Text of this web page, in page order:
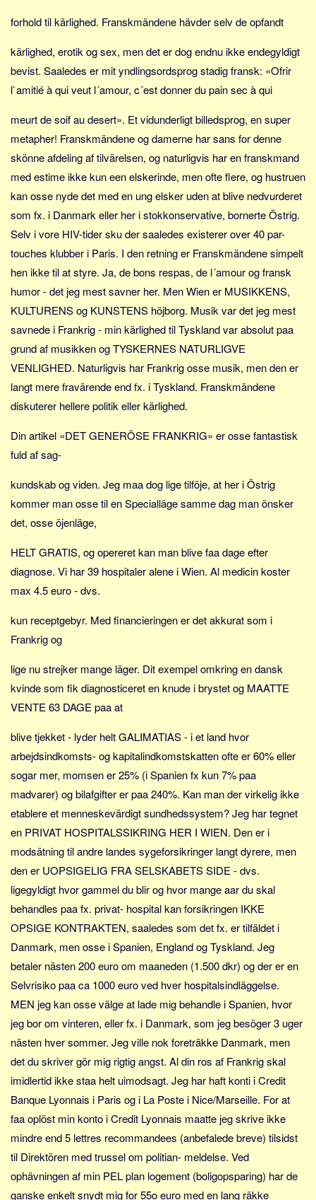
Køb og salg
Økonomi
Jura og regler
Skatter og afgifter
Statistik
Praktisk
Alle
Dokumenttyper
Emner
Skribenter
Personer
Om
Webstedet
Forhistorien
Tekstannoncer
Bannere
Hjælp
forhold til kärlighed. Franskmändene hävder selv de opfandt
kärlighed, erotik og sex, men det er dog endnu ikke endegyldigt
bevist. Saaledes er mit yndlingsordsprog stadig fransk: «Ofrir
l`amitié à qui veut l´amour, c´est donner du pain sec à qui
meurt de soif au desert». Et vidunderligt billedsprog, en super
metapher! Franskmändene og damerne har sans for denne
skönne afdeling af tilvärelsen, og naturligvis har en franskmand
med estime ikke kun een elskerinde, men ofte flere, og hustruen
kan osse nyde det med en ung elsker uden at blive nedvurderet
som fx. i Danmark eller her i stokkonservative, bornerte Östrig.
Selv i vore HIV-tider sku der saaledes existerer over 40 par-
touches klubber i Paris. I den retning er Franskmändene simpelt
hen ikke til at styre. Ja, de bons respas, de l´amour og fransk
humor - det jeg mest savner her. Men Wien er MUSIKKENS,
KULTURENS og KUNSTENS höjborg. Musik var det jeg mest
savnede i Frankrig - min kärlighed til Tyskland var absolut paa
grund af musikken og TYSKERNES NATURLIGVE
VENLIGHED. Naturligvis har Frankrig osse musik, men den er
langt mere fravärende end fx. i Tyskland. Franskmändene
diskuterer hellere politik eller kärlighed.
Din artikel «DET GENERÖSE FRANKRIG» er osse fantastisk
fuld af sag-
kundskab og viden. Jeg maa dog lige tilföje, at her i Östrig
kommer man osse til en Specialläge samme dag man önsker
det, osse öjenläge,
HELT GRATIS, og opereret kan man blive faa dage efter
diagnose. Vi har 39 hospitaler alene i Wien. Al medicin koster
max 4.5 euro - dvs.
kun receptgebyr. Med financieringen er det akkurat som i
Frankrig og
lige nu strejker mange läger. Dit exempel omkring en dansk
kvinde som fik diagnosticeret en knude i brystet og MAATTE
VENTE 63 DAGE paa at
blive tjekket - lyder helt GALIMATIAS - i et land hvor
arbejdsindkomsts- og kapitalindkomstskatten ofte er 60% eller
sogar mer, momsen er 25% (i Spanien fx kun 7% paa
madvarer) og bilafgifter er paa 240%. Kan man der virkelig ikke
etablere et menneskevärdigt sundhedssystem? Jeg har tegnet
en PRIVAT HOSPITALSSIKRING HER I WIEN. Den er i
modsätning til andre landes sygeforsikringer langt dyrere, men
den er UOPSIGELIG FRA SELSKABETS SIDE - dvs.
ligegyldigt hvor gammel du blir og hvor mange aar du skal
behandles paa fx. privat- hospital kan forsikringen IKKE
OPSIGE KONTRAKTEN, saaledes som det fx. er tilfäldet i
Danmark, men osse i Spanien, England og Tyskland. Jeg
betaler nästen 200 euro om maaneden (1.500 dkr) og der er en
Selvrisiko paa ca 1000 euro ved hver hospitalsindläggelse.
MEN jeg kan osse välge at lade mig behandle i Spanien, hvor
jeg bor om vinteren, eller fx. i Danmark, som jeg besöger 3 uger
nästen hver sommer. Jeg ville nok foreträkke Danmark, men
det du skriver gör mig rigtig angst. Al din ros af Frankrig skal
imidlertid ikke staa helt uimodsagt. Jeg har haft konti i Credit
Banque Lyonnais i Paris og i La Poste i Nice/Marseille. For at
faa oplöst min konto i Credit Lyonnais maatte jeg skrive ikke
mindre end 5 lettres recommandees (anbefalede breve) tilsidst
til Direktören med trussel om politian- meldelse. Ved
ophävningen af min PEL plan logement (boligopsparing) har de
ganske enkelt snydt mig for 55o euro med en lang räkke